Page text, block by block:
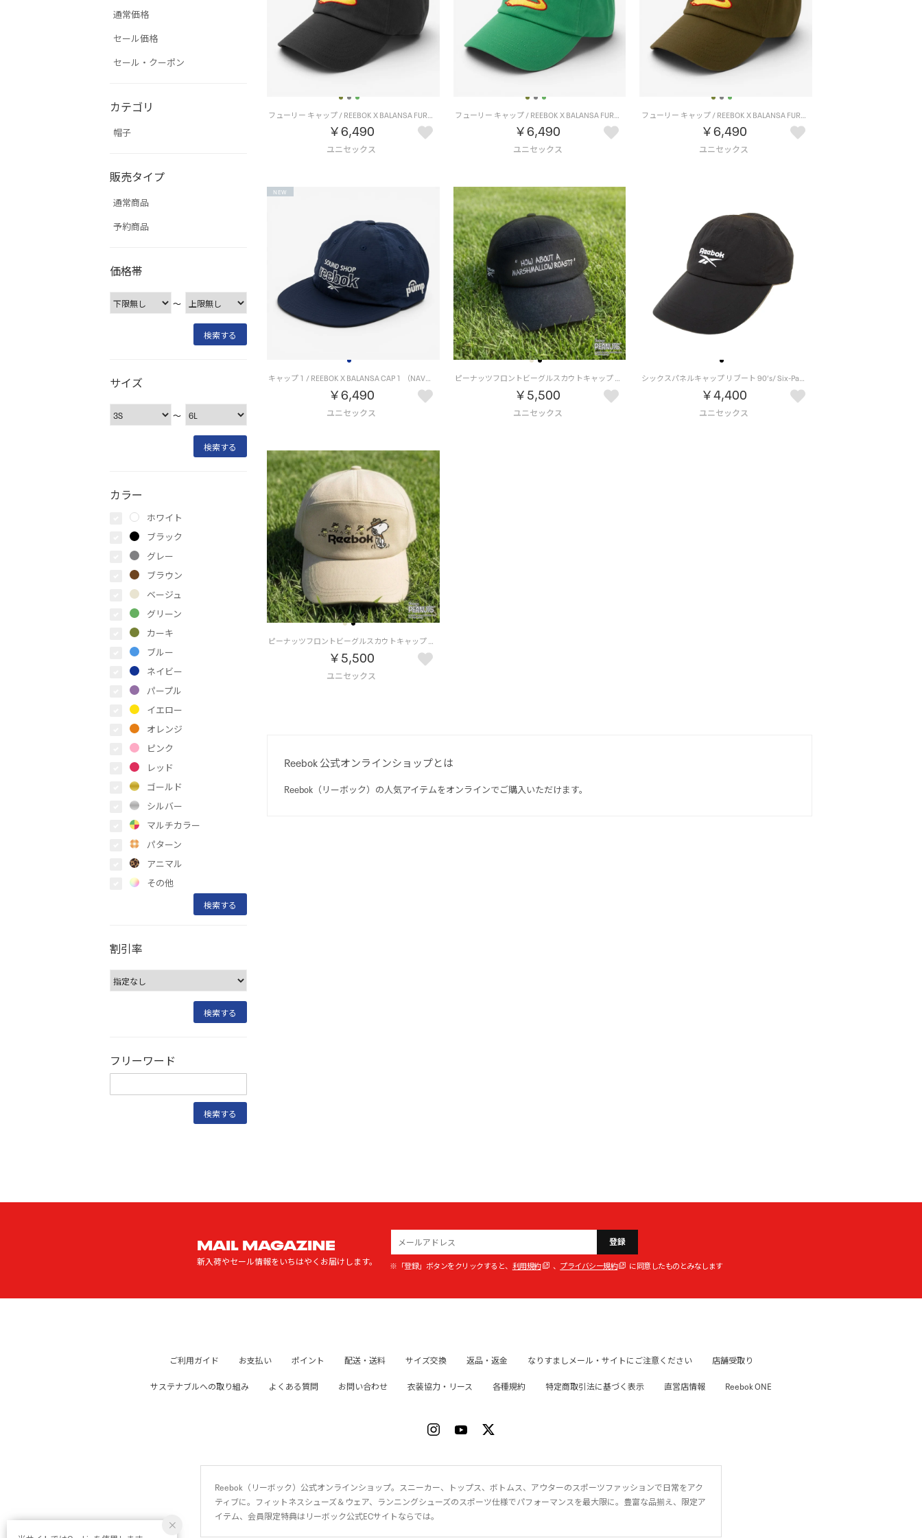
通常価格
セール価格
セール・クーポン
カテゴリ
帽子
販売タイプ
通常商品
予約商品
価格帯
〜
サイズ
〜
カラー
ホワイト
ブラック
グレー
ブラウン
ベージュ
グリーン
カーキ
ブルー
ネイビー
パープル
イエロー
オレンジ
ピンク
レッド
ゴールド
シルバー
マルチカラー
パターン
アニマル
その他
割引率
フリーワード
フューリー キャップ / REEBOK X BALANSA FURY CAP （CHARCOAL GREY）
￥6,490
フューリー キャップ / REEBOK X BALANSA FURY CAP （GREEN）
￥6,490
フューリー キャップ / REEBOK X BALANSA FURY CAP （KHAKI）
￥6,490
キャップ 1 / REEBOK X BALANSA CAP 1 （NAVY）
￥6,490
NEW
ピーナッツフロントビーグルスカウトキャップ / PEANUTS BEAGLE SCOUTS CAP （BL）
￥5,500
シックスパネルキャップ リブート 90’s/ Six-Panel Cap REBOOT 90’s（ブラック）
￥4,400
ピーナッツフロントビーグルスカウトキャップ / PEANUTS BEAGLE SCOUTS CAP （BG）
￥5,500
Reebok 公式オンラインショップとは
Reebok（リーボック）の人気アイテムをオンラインでご購入いただけます。
MAIL MAGAZINE
新入荷やセール情報をいちはやくお届けします。
登録
※「登録」ボタンをクリックすると、 利用規約 、 プライバシー規約 に同意したものとみなします
ご利用ガイド お支払い ポイント 配送・送料 サイズ交換 返品・返金 なりすましメール・サイトにご注意ください 店舗受取り
サステナブルへの取り組み よくある質問 お問い合わせ 衣装協力・リース 各種規約 特定商取引法に基づく表示 直営店情報 Reebok ONE
Reebok（リーボック）公式オンラインショップ。スニーカー、トップス、ボトムス、アウターのスポーツファッションで日常をアク
ティブに。フィットネスシューズ＆ウェア、ランニングシューズのスポーツ仕様でパフォーマンスを最大限に。豊富な品揃え、限定ア
イテム、会員限定特典はリーボック公式ECサイトならでは。